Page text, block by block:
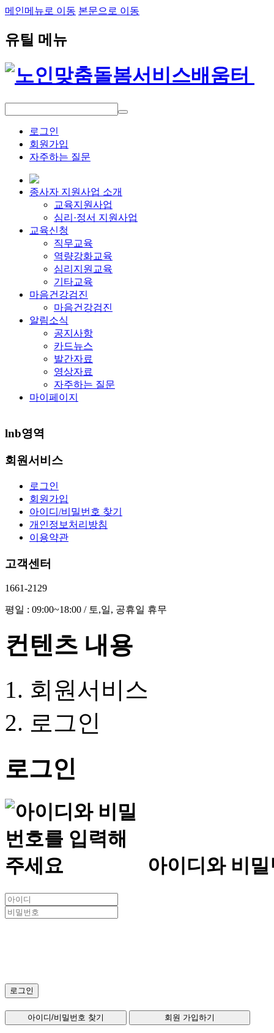
메인메뉴로 이동 본문으로 이동
유틸 메뉴
로그인
회원가입
자주하는 질문
종사자 지원사업 소개
교육지원사업
심리·정서 지원사업
교육신청
직무교육
역량강화교육
심리지원교육
기타교육
마음건강검진
마음건강검진
알림소식
공지사항
카드뉴스
발간자료
영상자료
자주하는 질문
마이페이지
lnb영역
회원서비스
로그인
회원가입
아이디/비밀번호 찾기
개인정보처리방침
이용약관
고객센터
1661-2129
평일 : 09:00~18:00 / 토,일, 공휴일 휴무
컨텐츠 내용
회원서비스
로그인
로그인
아이디와 비